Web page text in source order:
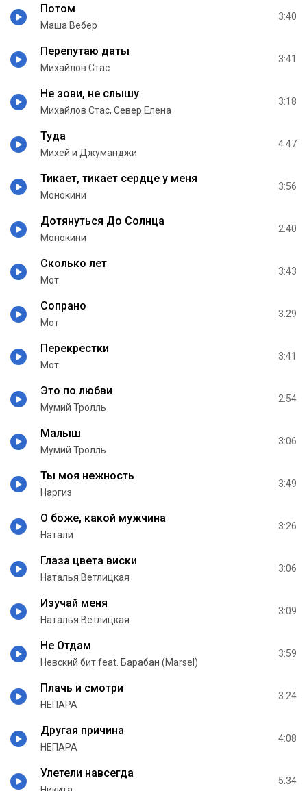
Потом
Маша Вебер
3:40
Перепутаю даты
Михайлов Стас
3:41
Не зови, не слышу
Михайлов Стас, Север Елена
3:18
Туда
Михей и Джуманджи
4:47
Тикает, тикает сердце у меня
Монокини
3:56
Дотянуться До Солнца
Монокини
2:40
Сколько лет
Мот
3:43
Сопрано
Мот
3:29
Перекрестки
Мот
3:41
Это по любви
Мумий Тролль
2:54
Малыш
Мумий Тролль
3:06
Ты моя нежность
Наргиз
3:49
О боже, какой мужчина
Натали
3:26
Глаза цвета виски
Наталья Ветлицкая
3:06
Изучай меня
Наталья Ветлицкая
3:09
Не Отдам
Невский бит feat. Барабан (Marsel)
3:59
Плачь и смотри
НЕПАРА
3:24
Другая причина
НЕПАРА
4:08
Улетели навсегда
5:34